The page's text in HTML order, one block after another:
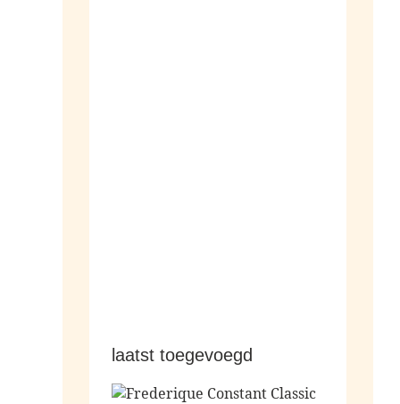
laatst toegevoegd